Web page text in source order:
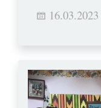
16.03.2023